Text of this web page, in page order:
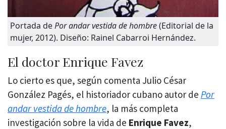
Portada dePor andar vestida de hombre(Editorial de la
mujer, 2012). Diseño: Rainel Cabarroi Hernández.
El doctor Enrique Favez
Lo cierto es que, según comenta Julio César
González Pagés, el historiador cubano autor de Por
andar vestida de hombre, la más completa
investigación sobre la vida de Enrique Favez,